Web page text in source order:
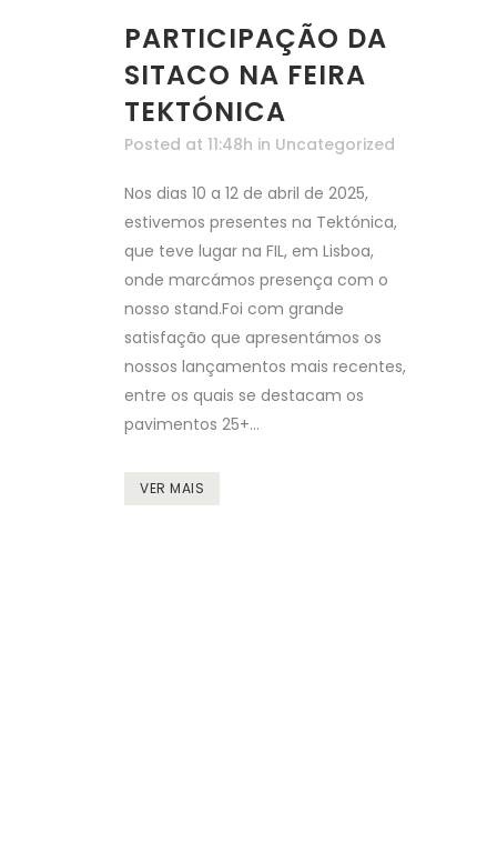
PARTICIPAÇÃO DA
SITACO NA FEIRA
TEKTÓNICA
Posted at 11:48h in Uncategorized
Nos dias 10 a 12 de abril de 2025,
estivemos presentes na Tektónica,
que teve lugar na FIL, em Lisboa,
onde marcámos presença com o
nosso stand.Foi com grande
satisfação que apresentámos os
nossos lançamentos mais recentes,
entre os quais se destacam os
pavimentos 25+...
VER MAIS